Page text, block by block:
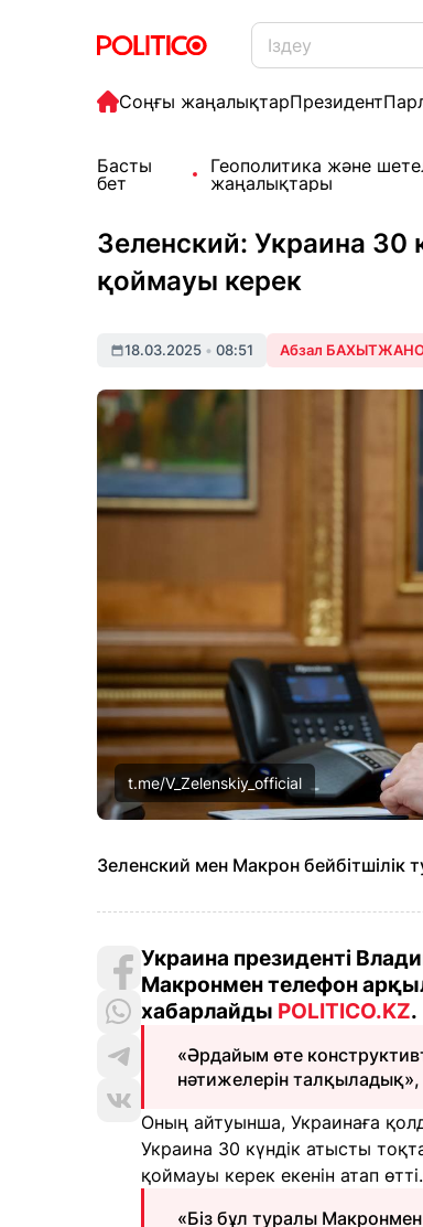
Соңғы жаңалықтарПрезидент
Басты
бет
Геополитика және
жаңалықтары
Зеленский: Украина 30
қоймауы керек
18.03.2025 • 08:51 Абзал
t.me/V_Zelenskiy_official
Зеленский мен Макрон бейбітшілік
Украина президенті
Макронмен телефон
хабарлайды POLITICO.KZ.
«Әрдайым өте
нәтижелерін талқыладық»,
Оның айтуынша, Украинаға
Украина 30 күндік атысты
қоймауы керек екенін атап өтті.
«Біз бұл туралы